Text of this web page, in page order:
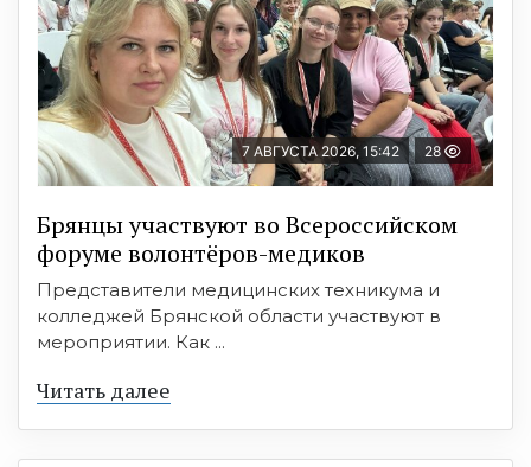
7 АВГУСТА 2026, 15:42 28
Брянцы участвуют во Всероссийском
форуме волонтёров-медиков
Представители медицинских техникума и
колледжей Брянской области участвуют в
мероприятии. Как ...
Читать далее